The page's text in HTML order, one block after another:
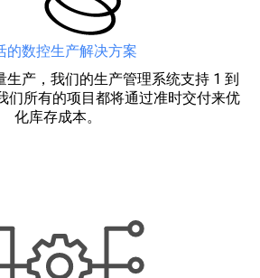
的数控生产解决方案
生产，我们的生产管理系统支持 1 到
们所有的项目都将通过准时交付来优
化库存成本。